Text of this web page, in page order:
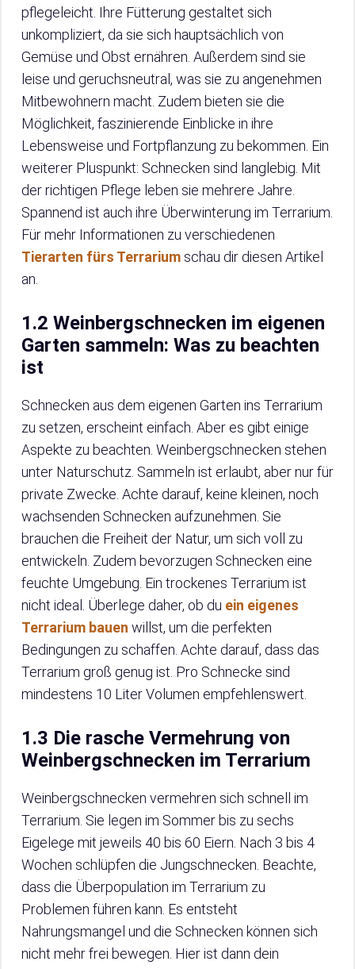
pflegeleicht. Ihre Fütterung gestaltet sich
unkompliziert, da sie sich hauptsächlich von
Gemüse und Obst ernähren. Außerdem sind sie
leise und geruchsneutral, was sie zu angenehmen
Mitbewohnern macht. Zudem bieten sie die
Möglichkeit, faszinierende Einblicke in ihre
Lebensweise und Fortpflanzung zu bekommen. Ein
weiterer Pluspunkt: Schnecken sind langlebig. Mit
der richtigen Pflege leben sie mehrere Jahre.
Spannend ist auch ihre Überwinterung im Terrarium.
Für mehr Informationen zu verschiedenen
Tierarten fürs Terrarium schau dir diesen Artikel
an.
1.2 Weinbergschnecken im eigenen
Garten sammeln: Was zu beachten
ist
Schnecken aus dem eigenen Garten ins Terrarium
zu setzen, erscheint einfach. Aber es gibt einige
Aspekte zu beachten. Weinbergschnecken stehen
unter Naturschutz. Sammeln ist erlaubt, aber nur für
private Zwecke. Achte darauf, keine kleinen, noch
wachsenden Schnecken aufzunehmen. Sie
brauchen die Freiheit der Natur, um sich voll zu
entwickeln. Zudem bevorzugen Schnecken eine
feuchte Umgebung. Ein trockenes Terrarium ist
nicht ideal. Überlege daher, ob du ein eigenes
Terrarium bauen willst, um die perfekten
Bedingungen zu schaffen. Achte darauf, dass das
Terrarium groß genug ist. Pro Schnecke sind
mindestens 10 Liter Volumen empfehlenswert.
1.3 Die rasche Vermehrung von
Weinbergschnecken im Terrarium
Weinbergschnecken vermehren sich schnell im
Terrarium. Sie legen im Sommer bis zu sechs
Eigelege mit jeweils 40 bis 60 Eiern. Nach 3 bis 4
Wochen schlüpfen die Jungschnecken. Beachte,
dass die Überpopulation im Terrarium zu
Problemen führen kann. Es entsteht
Nahrungsmangel und die Schnecken können sich
nicht mehr frei bewegen. Hier ist dann dein